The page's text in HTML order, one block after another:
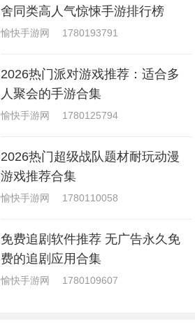
舍同类高人气惊悚手游排行榜
愉快手游网 1780193791
2026热门派对游戏推荐：适合多
人聚会的手游合集
愉快手游网 1780125794
2026热门超级战队题材耐玩动漫
游戏推荐合集
愉快手游网 1780110058
免费追剧软件推荐 无广告永久免
费的追剧应用合集
愉快手游网 1780109607